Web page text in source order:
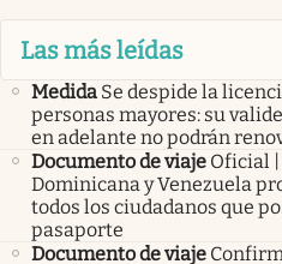
Las más leídas
Medida Se despide la
personas mayores: su
en adelante no podrán
Documento de viaje Oficial
Dominicana y Venezuela
todos los ciudadanos que
pasaporte
Documento de viaje